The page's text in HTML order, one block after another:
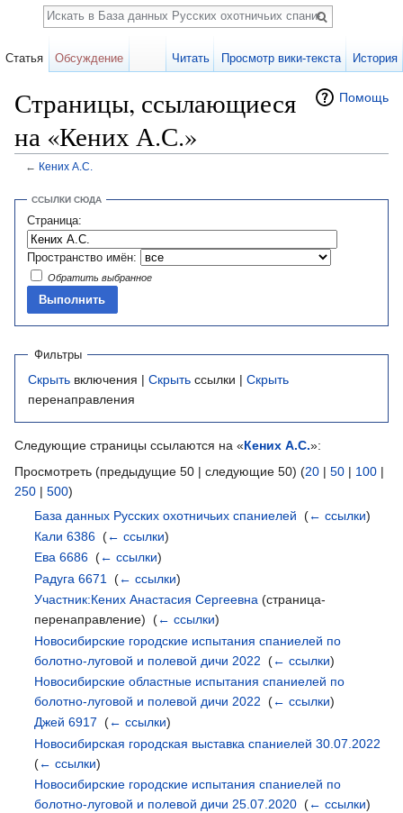
Помощь
Страницы, ссылающиеся
на «Кених А.С.»
← Кених А.С.
ССЫЛКИ СЮДА
Страница:
Пространство имён:
Обратить выбранное
Фильтры
Скрыть включения | Скрыть ссылки | Скрыть
перенаправления
Следующие страницы ссылаются на «Кених А.С.»:
Просмотреть (предыдущие 50 | следующие 50) (20 | 50 | 100 |
250 | 500)
База данных Русских охотничьих спаниелей ‎(← ссылки)
Кали 6386 ‎(← ссылки)
Ева 6686 ‎(← ссылки)
Радуга 6671
‎(← ссылки)
Участник:Кених Анастасия Сергеевна (страница-
перенаправление) ‎(← ссылки)
Новосибирские городские испытания спаниелей по
болотно-луговой и полевой дичи 2022 ‎(← ссылки)
Новосибирские областные испытания спаниелей по
болотно-луговой и полевой дичи 2022 ‎(← ссылки)
Джей 6917 ‎(← ссылки)
Новосибирская городская выставка спаниелей 30.07.2022
(← ссылки)
Новосибирские городские испытания спаниелей по
болотно-луговой и полевой дичи 25.07.2020 ‎(← ссылки)
Статья Обсуждение Читать Просмотр вики-текста История
Поиск